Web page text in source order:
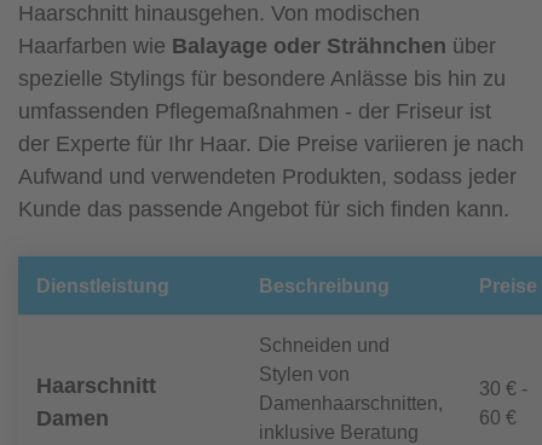
Haarschnitt hinausgehen. Von modischen
Haarfarben wie Balayage oder Strähnchen über
spezielle Stylings für besondere Anlässe bis hin zu
umfassenden Pflegemaßnahmen - der Friseur ist
der Experte für Ihr Haar. Die Preise variieren je nach
Aufwand und verwendeten Produkten, sodass jeder
Kunde das passende Angebot für sich finden kann.
Dienstleistung Beschreibung Preise
Haarschnitt
Damen
Schneiden und
Stylen von
Damenhaarschnitten,
inklusive Beratung
30 € -
60 €